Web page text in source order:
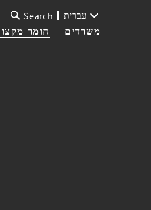
חומר משרדים
Search עברית